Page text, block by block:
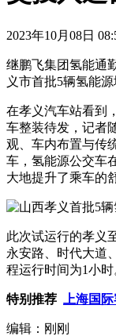
2023年10月08日
继鹏飞集团氢能通
义市首批5辆氢能
在孝义汽车站看到
车整装待发，记者
观、车内布置与传
车，氢能源公交车
大地提升了乘车的
此次试运行的孝义
永安路、时代大道
程运行时间为1小时
特别推荐 上海国
编辑：刚刚